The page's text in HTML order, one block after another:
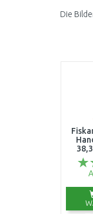
Die